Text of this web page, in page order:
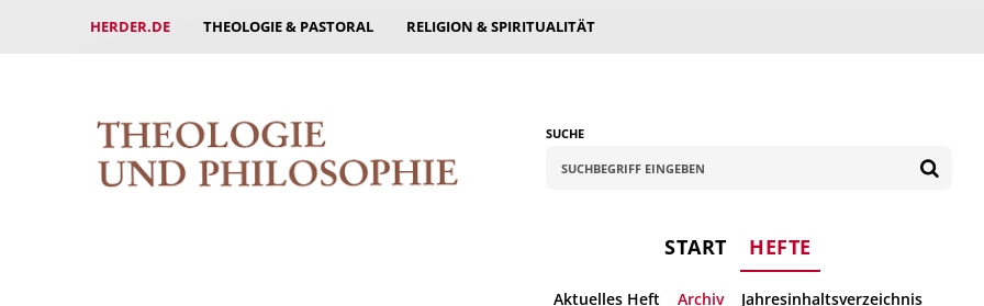
HERDER.DE THEOLOGIE & PASTORAL RELIGION & SPIRITUALITÄT
SUCHE
START HEFTE
Aktuelles Heft Archiv Jahresinhaltsverzeichnis